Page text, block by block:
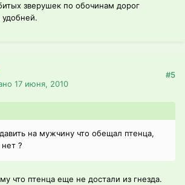
зверушек по обочинам дорог
удобней.
17 июня, 2010
#5
на мужчину что обещал птенца,
?
что птенца еще не достали из гнезда.